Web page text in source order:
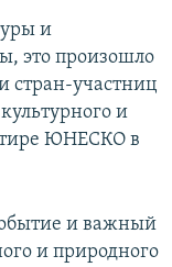
и
это произошло
стран-участниц
и
ЮНЕСКО в
и важный
и природного